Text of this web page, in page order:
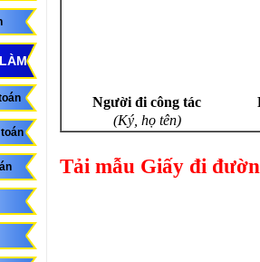
Người đi công tác
(Ký, họ tên)
Tải mẫu Giấy đi